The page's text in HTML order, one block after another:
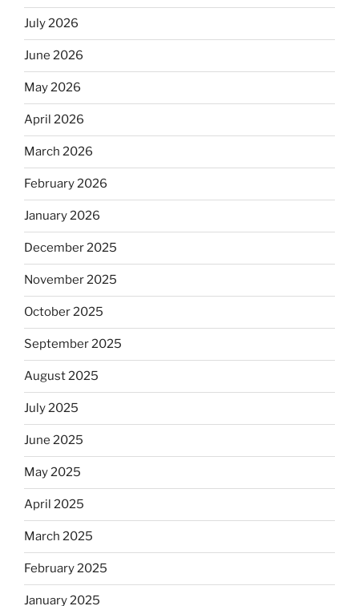
July 2026
June 2026
May 2026
April 2026
March 2026
February 2026
January 2026
December 2025
November 2025
October 2025
September 2025
August 2025
July 2025
June 2025
May 2025
April 2025
March 2025
February 2025
January 2025